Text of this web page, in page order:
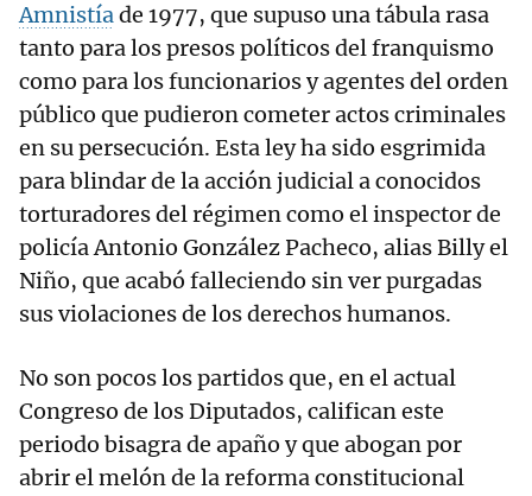
Amnistíade 1977, que supuso una tábula rasa
tanto para los presos políticos del franquismo
como para los funcionarios y agentes del orden
público que pudieron cometer actos criminales
en su persecución. Esta ley ha sido esgrimida
para blindar de la acción judicial a conocidos
torturadores del régimen como el inspector de
policía Antonio González Pacheco, alias Billy el
Niño, que acabó falleciendo sin ver purgadas
sus violaciones de los derechos humanos.
No son pocos los partidos que, en el actual
Congreso de los Diputados, califican este
periodo bisagra de apaño y que abogan por
abrir el melón de la reforma constitucional